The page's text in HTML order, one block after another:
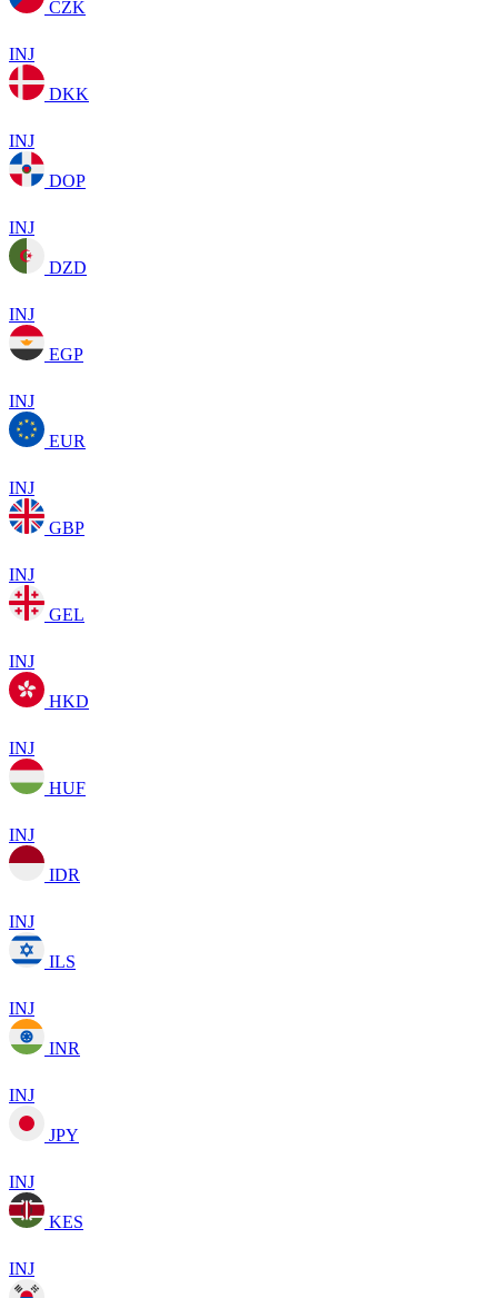
CZK
INJ
DKK
INJ
DOP
INJ
DZD
INJ
EGP
INJ
EUR
INJ
GBP
INJ
GEL
INJ
HKD
INJ
HUF
INJ
IDR
INJ
ILS
INJ
INR
INJ
JPY
INJ
KES
INJ